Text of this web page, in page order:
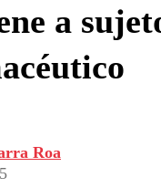
a
Roa